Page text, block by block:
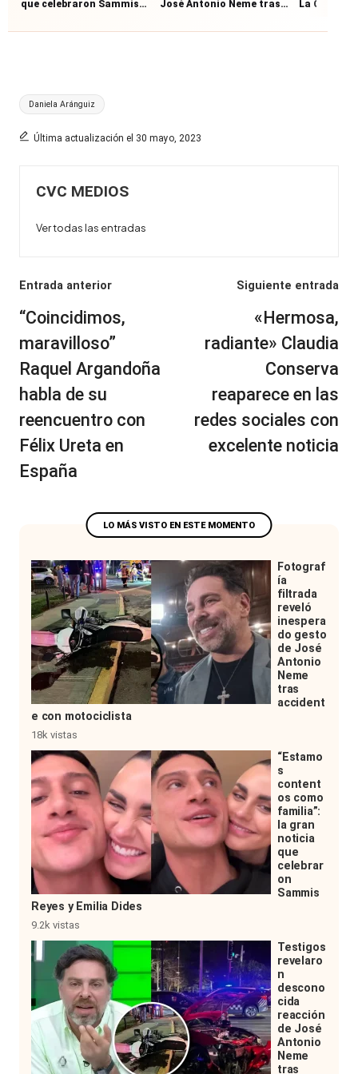
que celebraron Sammis
José Antonio Neme tras
La
Etiquetas:
Daniela Aránguiz
Última actualización el 30 mayo, 2023
CVC MEDIOS
Ver todas las entradas
Navegación
de
entradas
Entrada anterior
“Coincidimos,
maravilloso”
Raquel Argandoña
habla de su
reencuentro con
Félix Ureta en
España
Siguiente entrada
«Hermosa,
radiante» Claudia
Conserva
reaparece en las
redes sociales con
excelente noticia
Fotograf
ía
filtrada
reveló
inespera
do gesto
de José
Antonio
Neme
tras
accident
e con motociclista
18k vistas
“Estamo
s
content
os como
familia”:
la gran
noticia
que
celebrar
on
Sammis
Reyes y Emilia Dides
9.2k vistas
Testigos
revelaro
n
descono
cida
reacción
de José
Antonio
Neme
tras